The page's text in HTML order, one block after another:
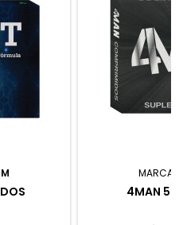
MARCA:
4MAN 5